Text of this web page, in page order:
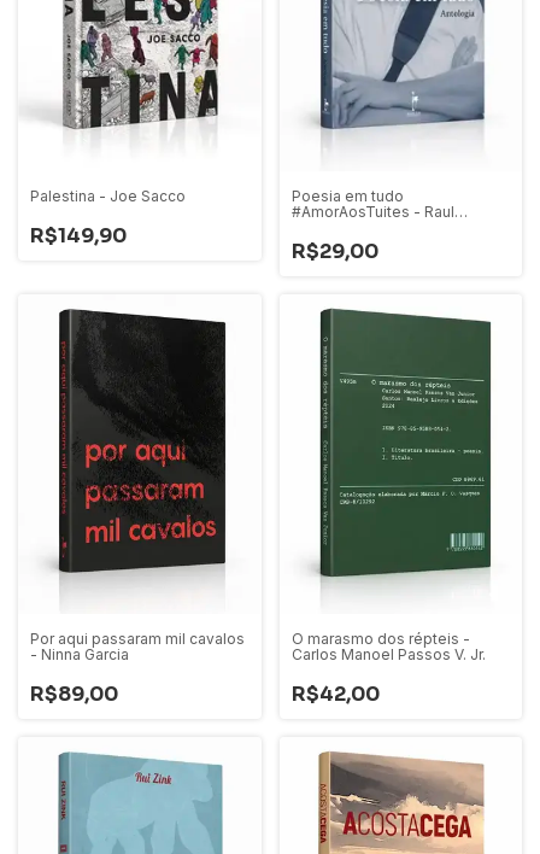
Palestina - Joe Sacco
R$149,90
Poesia em tudo
#AmorAosTuites - Raul
R$29,00
Por aqui passaram mil cavalos
- Ninna Garcia
R$89,00
O marasmo dos répteis -
Carlos Manoel Passos V. Jr.
R$42,00